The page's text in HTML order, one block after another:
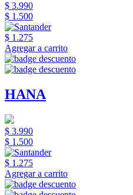
$ 3.990
$ 1.500
$ 1.275
Agregar a carrito
HANA
$ 3.990
$ 1.500
$ 1.275
Agregar a carrito